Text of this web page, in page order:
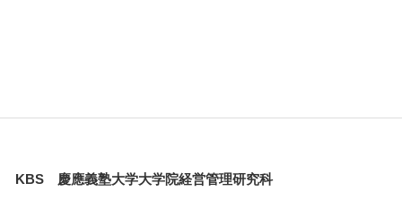
KBS 慶應義塾大学大学院経営管理研究科